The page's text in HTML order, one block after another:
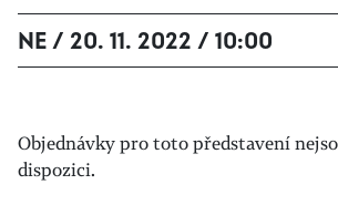
NE / 20. 11. 2022 / 10:00
Objednávky pro toto představení
dispozici.